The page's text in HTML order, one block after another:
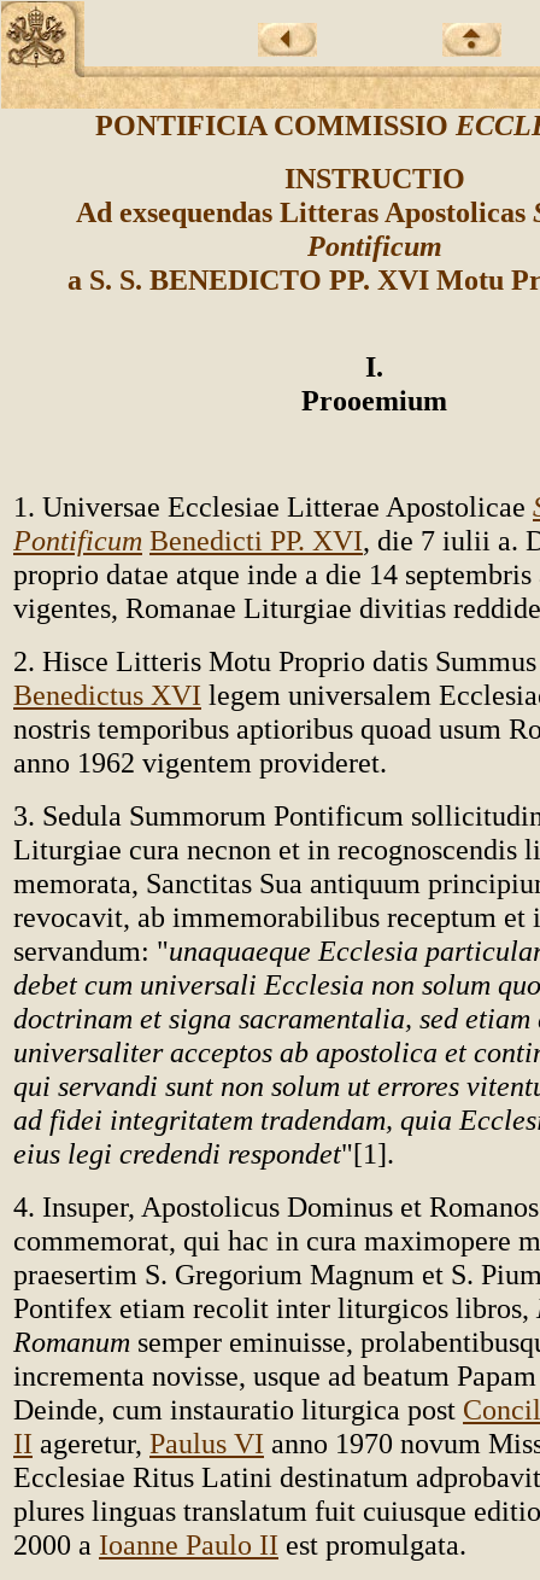
PONTIFICIA COMMISSIO
INSTRUCTIO
Ad exsequendas Litteras Apostolicas
Pontificum
a S. S. BENEDICTO PP. XVI Motu
I.
Prooemium
1. Universae Ecclesiae Litterae Apostolicae
Pontificum Benedicti PP. XVI, die 7 iulii a.
proprio datae atque inde a die 14
vigentes, Romanae Liturgiae divitias
2. Hisce Litteris Motu Proprio datis
Benedictus XVI legem universalem
nostris temporibus aptioribus quoad usum
anno 1962 vigentem provideret.
3. Sedula Summorum Pontificum
Liturgiae cura necnon et in recognoscendis
memorata, Sanctitas Sua antiquum
revocavit, ab immemorabilibus receptum et
servandum: "unaquaeque Ecclesia
debet cum universali Ecclesia non solum
doctrinam et signa sacramentalia, sed etiam
universaliter acceptos ab apostolica et
qui servandi sunt non solum ut errores
ad fidei integritatem tradendam, quia
eius legi credendi respondet"[1].
4. Insuper, Apostolicus Dominus et
commemorat, qui hac in cura maximopere
praesertim S. Gregorium Magnum et S.
Pontifex etiam recolit inter liturgicos libros,
Romanum semper eminuisse,
incrementa novisse, usque ad beatum
Deinde, cum instauratio liturgica post
II ageretur, Paulus VI anno 1970 novum
Ecclesiae Ritus Latini destinatum
plures linguas translatum fuit cuiusque
2000 a Ioanne Paulo II est promulgata.